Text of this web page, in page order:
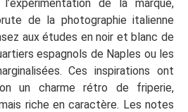
de la marque,
de la photographie italienne
aux études en noir et blanc de
espagnols de Naples ou les
Ces inspirations ont
un charme rétro de friperie,
riche en caractère. Les notes